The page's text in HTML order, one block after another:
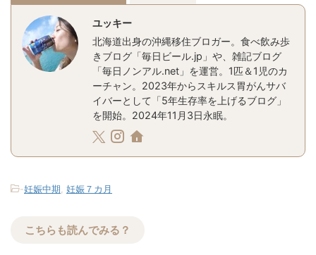
ユッキー
北海道出身の沖縄移住ブロガー。食べ飲み歩
きブログ「毎日ビール.jp」や、雑記ブログ
「毎日ノンアル.net」を運営。1匹＆1児のカ
ーチャン。2023年からスキルス胃がんサバ
イバーとして「5年生存率を上げるブログ」
を開始。2024年11月3日永眠。
-妊娠中期 妊娠７カ月
こちらも読んでみる？